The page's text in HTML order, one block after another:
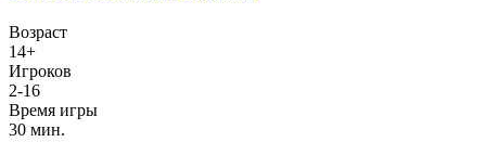
Возраст
14+
Игроков
2-16
Время игры
30 мин.